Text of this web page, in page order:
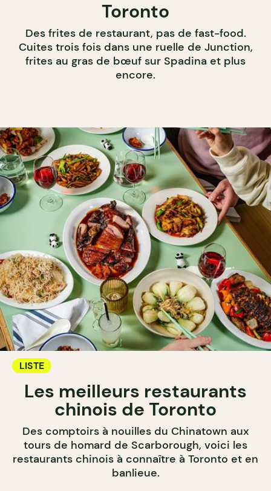
Toronto
Des frites de restaurant, pas de fast-food.
Cuites trois fois dans une ruelle de Junction,
frites au gras de bœuf sur Spadina et plus
encore.
LISTE
Les meilleurs restaurants
chinois de Toronto
Des comptoirs à nouilles du Chinatown aux
tours de homard de Scarborough, voici les
restaurants chinois à connaître à Toronto et en
banlieue.